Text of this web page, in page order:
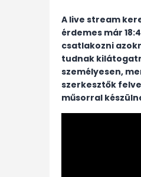
A live stream
érdemes már
csatlakozni
tudnak
személyesen,
szerkesztők
műsorral